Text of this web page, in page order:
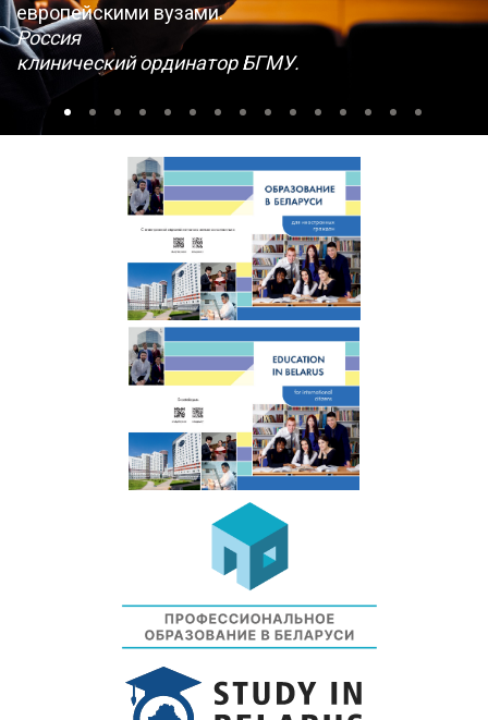
европейскими вузами.
Россия
клинический ординатор БГМУ.